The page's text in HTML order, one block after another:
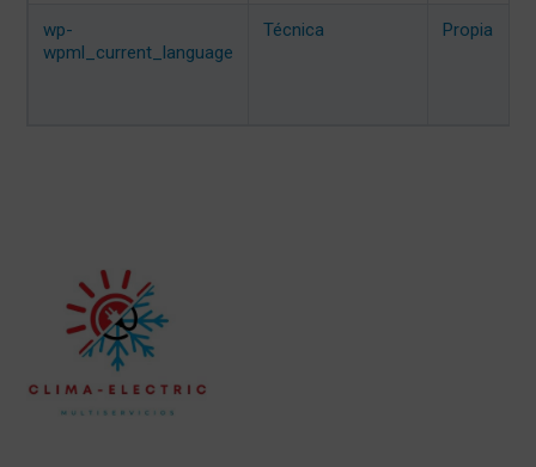
wp-
wpml_current_language
Técnica Propia